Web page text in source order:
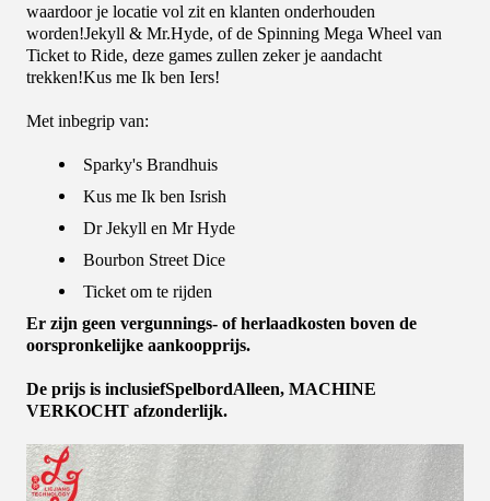
waardoor je locatie vol zit en klanten onderhouden
worden!Jekyll & Mr.Hyde, of de Spinning Mega Wheel van
Ticket to Ride, deze games zullen zeker je aandacht
trekken!Kus me Ik ben Iers!
Met inbegrip van:
Sparky's Brandhuis
Kus me Ik ben Isrish
Dr Jekyll en Mr Hyde
Bourbon Street Dice
Ticket om te rijden
Er zijn geen vergunnings- of herlaadkosten boven de
oorspronkelijke aankoopprijs.
De prijs is inclusiefSpelbordAlleen, MACHINE
VERKOCHT afzonderlijk.